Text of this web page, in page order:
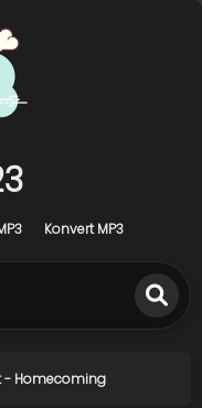
Konvert MP3
- Homecoming